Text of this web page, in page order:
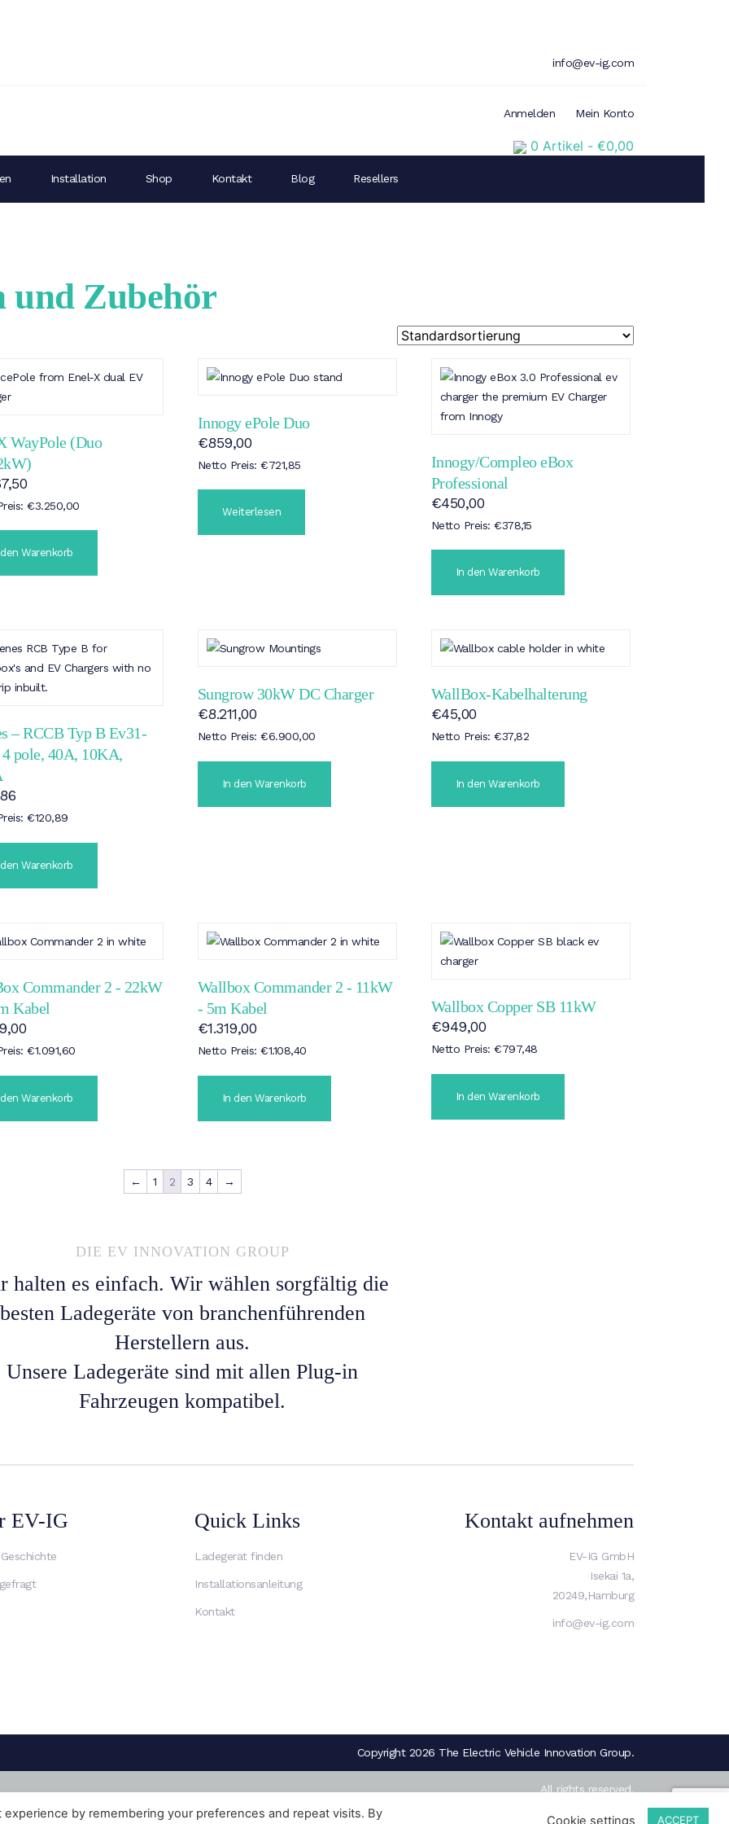
info@ev-ig.com
Anmelden Mein Konto
0 Artikel - €0,00
Installation Shop Kontakt Blog Resellers
und Zubehör
WayPole (Duo
€3.250,00
Warenkorb
Innogy ePole Duo
€859,00
Netto Preis:€721,85
Weiterlesen
Innogy/Compleo eBox
Professional
€450,00
Netto Preis:€378,15
In den Warenkorb
– RCCB Typ B Ev31-
pole, 40A, 10KA,
€120,89
Warenkorb
Sungrow 30kW DC Charger
€8.211,00
Netto Preis:€6.900,00
In den Warenkorb
WallBox-Kabelhalterung
€45,00
Netto Preis:€37,82
In den Warenkorb
Commander 2 - 22kW
Kabel
€1.091,60
Warenkorb
Wallbox Commander 2 - 11kW
- 5m Kabel
€1.319,00
Netto Preis:€1.108,40
In den Warenkorb
Wallbox Copper SB 11kW
€949,00
Netto Preis:€797,48
In den Warenkorb
← 1 2 3 4 →
DIE EV INNOVATION GROUP
halten es einfach. Wir wählen sorgfältig die
besten Ladegeräte von branchenführenden
Herstellern aus.
Unsere Ladegeräte sind mit allen Plug-in
Fahrzeugen kompatibel.
EV-IG Quick Links
Ladegerät finden
Installationsanleitung
Kontakt
Kontakt aufnehmen
EV-IG GmbH
Isekai 1a,
20249,Hamburg
info@ev-ig.com
Copyright 2026 The Electric Vehicle Innovation Group.
All rights reserved.
by remembering your preferences and repeat visits. By
Cookie settings ACCEPT